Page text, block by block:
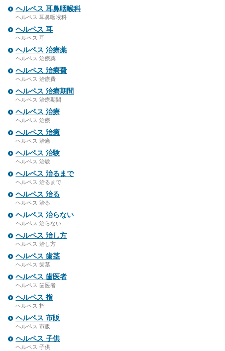
ヘルペス 耳鼻咽喉科
ヘルペス 耳鼻咽喉科
ヘルペス 耳
ヘルペス 耳
ヘルペス 治療薬
ヘルペス 治療薬
ヘルペス 治療費
ヘルペス 治療費
ヘルペス 治療期間
ヘルペス 治療期間
ヘルペス 治療
ヘルペス 治療
ヘルペス 治癒
ヘルペス 治癒
ヘルペス 治験
ヘルペス 治験
ヘルペス 治るまで
ヘルペス 治るまで
ヘルペス 治る
ヘルペス 治る
ヘルペス 治らない
ヘルペス 治らない
ヘルペス 治し方
ヘルペス 治し方
ヘルペス 歯茎
ヘルペス 歯茎
ヘルペス 歯医者
ヘルペス 歯医者
ヘルペス 指
ヘルペス 指
ヘルペス 市販
ヘルペス 市販
ヘルペス 子供
ヘルペス 子供